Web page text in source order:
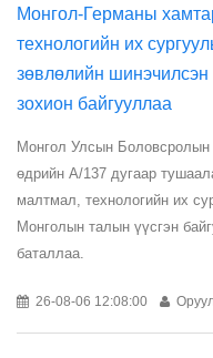
Монгол-Германы
технологийн их
зөвлөлийн шинэчилсэн
зохион байгууллаа
Монгол Улсын
өдрийн А/137 дугаар
малтмал, технологийн их
Монголын талын үүсгэн
баталлаа.
26-08-06 12:08:00